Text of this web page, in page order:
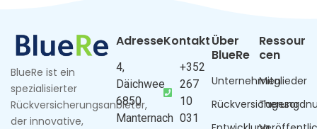
BlueRe ist ein
spezialisierter
Rückversicherungsanbieter,
der innovative,
Adresse
4,
Däichwee
6850
Manternach
Kontakt
+352
267
10
031
Über
BlueRe
Unternehmen
Rückversicherung
Ressour
cen
Mitglieder